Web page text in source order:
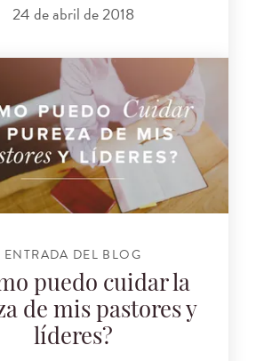
24 de abril de 2018
ENTRADA DEL BLOG
puedo cuidar la
de mis pastores y
líderes?